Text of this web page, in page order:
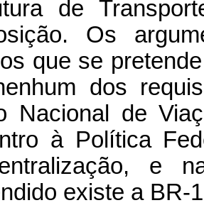
de
Os
que se
dos
Nacional de
à Política
e
existe a BR-